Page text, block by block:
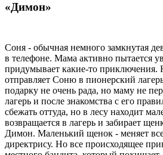
«Димон»
Соня - обычная немного замкнутая
в телефоне. Мама активно пытается
придумывает какие-то приключения.
отправляет Соню в пионерский
подарку не очень рада, но маму не
лагерь и после знакомства с его
сбежать оттуда, но в лесу находит
возвращается в лагерь и забирает
Димон. Маленький щенок - меняет
директрису. Но все происходящее